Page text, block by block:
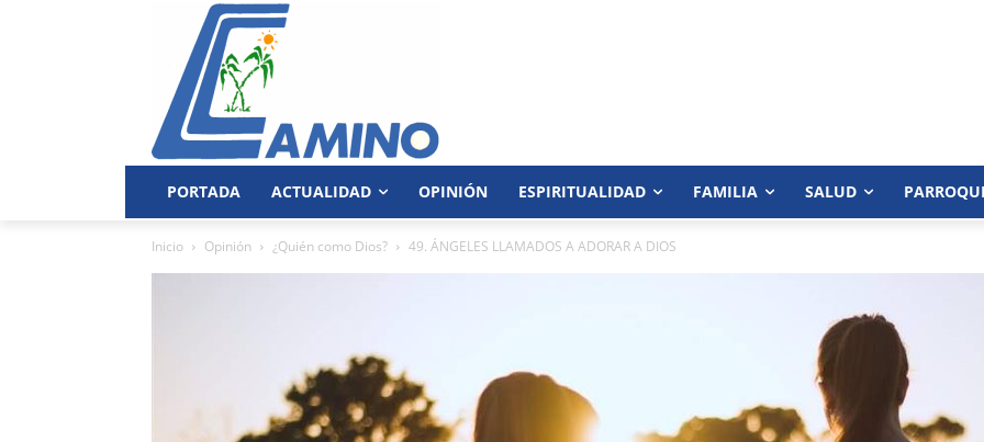
PORTADA ACTUALIDAD OPINIÓN ESPIRITUALIDAD FAMILIA SALUD
Inicio Opinión ¿Quién como Dios? 49. ÁNGELES LLAMADOS A ADORAR A DIOS